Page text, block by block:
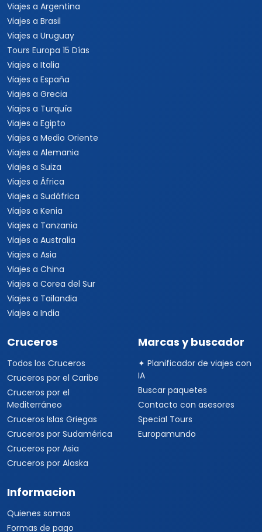
Viajes a Argentina
Viajes a Brasil
Viajes a Uruguay
Tours Europa 15 Días
Viajes a Italia
Viajes a España
Viajes a Grecia
Viajes a Turquía
Viajes a Egipto
Viajes a Medio Oriente
Viajes a Alemania
Viajes a Suiza
Viajes a África
Viajes a Sudáfrica
Viajes a Kenia
Viajes a Tanzania
Viajes a Australia
Viajes a Asia
Viajes a China
Viajes a Corea del Sur
Viajes a Tailandia
Viajes a India
Cruceros
Todos los Cruceros
Cruceros por el Caribe
Cruceros por el
Mediterráneo
Cruceros Islas Griegas
Cruceros por Sudamérica
Cruceros por Asia
Cruceros por Alaska
Marcas y buscador
✦ Planificador de viajes con
IA
Buscar paquetes
Contacto con asesores
Special Tours
Europamundo
Informacion
Quienes somos
Formas de pago